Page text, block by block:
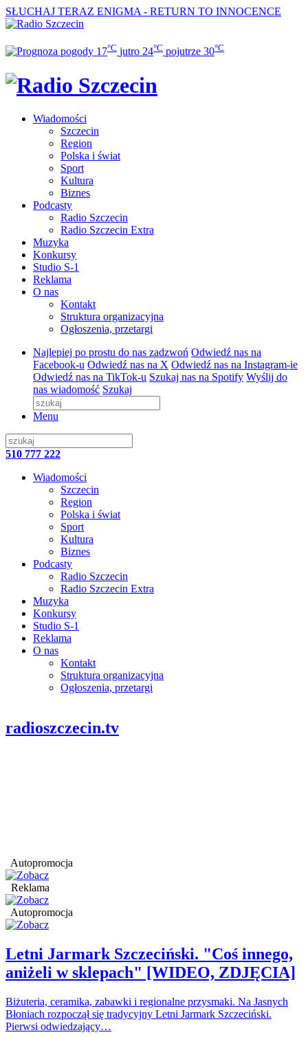
SŁUCHAJ TERAZ ENIGMA - RETURN TO INNOCENCE
17°C jutro 24°C pojutrze 30°C
Wiadomości
Szczecin
Region
Polska i świat
Sport
Kultura
Biznes
Podcasty
Radio Szczecin
Radio Szczecin Extra
Muzyka
Konkursy
Studio S-1
Reklama
O nas
Kontakt
Struktura organizacyjna
Ogłoszenia, przetargi
Najlepiej po prostu do nas zadzwoń Odwiedź nas na
Facebook-u Odwiedź nas na X Odwiedź nas na Instagram-ie
Odwiedź nas na TikTok-u Szukaj nas na Spotify Wyślij do
nas wiadomość Szukaj
Menu
510 777 222
Wiadomości
Szczecin
Region
Polska i świat
Sport
Kultura
Biznes
Podcasty
Radio Szczecin
Radio Szczecin Extra
Muzyka
Konkursy
Studio S-1
Reklama
O nas
Kontakt
Struktura organizacyjna
Ogłoszenia, przetargi
radioszczecin.tv
Autopromocja
Reklama
Autopromocja
Letni Jarmark Szczeciński. "Coś innego,
aniżeli w sklepach" [WIDEO, ZDJĘCIA]
Biżuteria, ceramika, zabawki i regionalne przysmaki. Na Jasnych
Błoniach rozpoczął się tradycyjny Letni Jarmark Szczeciński.
Pierwsi odwiedzający…